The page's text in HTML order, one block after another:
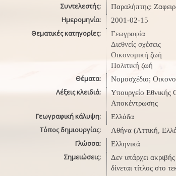
Συντελεστής: Παραλήπτης:
Ημερομηνία: 2001-02-15
Θεματικές κατηγορίες:
Γεωγραφία
Διεθνείς σχέσεις
Οικονομική ζωή
Πολιτική ζωή
Θέματα: Νομοσχέδιο;
Λέξεις κλειδιά:
Υπουργείο Εθνικής
Αποκέντρωσης
Γεωγραφική κάλυψη: Ελλάδα
Τόπος δημιουργίας: Αθήνα (Αττική,
Γλώσσα: Ελληνικά
Σημειώσεις:
Δεν υπάρχει
δίνεται τίτλος στο